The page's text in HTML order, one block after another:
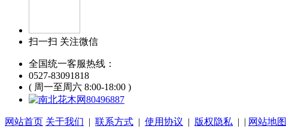
扫一扫 关注微信
全国统一客服热线：
0527-83091818
( 周一至周六 8:00-18:00 )
80496887
网站首页 关于我们 | 联系方式 | 使用协议 | 版权隐私 | | 网站地图